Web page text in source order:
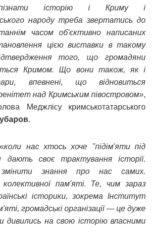
історію і Криму і
народу треба звертатись до
часом об'єктивно написаних
цією виставки в такому
того, що громадяни
Кримом. Що вони також, як і
впевнені, що відновиться
над Кримським півостровом»,
Меджлісу кримськотатарського
.
коли нас хтось хоче "підім'яти під
своє трактування історії.
знання про нас самих.
пам'яті. Те, чим зараз
історики, зокрема Інститут
громадські організації — це дуже
дивились на свою історію власними